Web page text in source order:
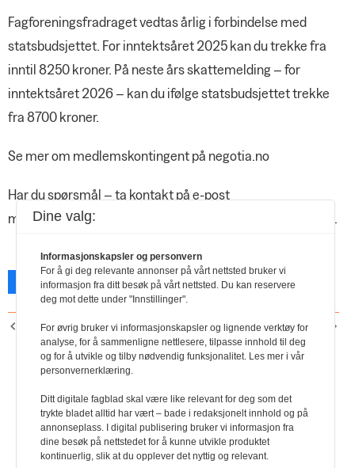
Fagforeningsfradraget vedtas årlig i forbindelse med
statsbudsjettet. For inntektsåret 2025 kan du trekke fra
inntil 8250 kroner. På neste års skattemelding – for
inntektsåret 2026 – kan du ifølge statsbudsjettet trekke
fra 8700 kroner.
Se mer om medlemskontingent på negotia.no
Har du spørsmål – ta kontakt på e-post
medlem@negotia.no, eller på servicetelefonen 815 58100.
Facebook X Skriv ut
FORRIGE ARTIKKEL
Fra årsmøte og fag til
bowling og pizza
NESTE ARTIKKEL
Nyansatte i
administrasjonen
Dine valg:
Informasjonskapsler og personvern
For å gi deg relevante annonser på vårt nettsted bruker vi
informasjon fra ditt besøk på vårt nettsted. Du kan reservere
deg mot dette under "Innstillinger".
For øvrig bruker vi informasjonskapsler og lignende verktøy for
analyse, for å sammenligne nettlesere, tilpasse innhold til deg
og for å utvikle og tilby nødvendig funksjonalitet. Les mer i vår
personvernerklæring.
Ditt digitale fagblad skal være like relevant for deg som det
trykte bladet alltid har vært – bade i redaksjonelt innhold og på
annonseplass. I digital publisering bruker vi informasjon fra
dine besøk på nettstedet for å kunne utvikle produktet
kontinuerlig, slik at du opplever det nyttig og relevant.